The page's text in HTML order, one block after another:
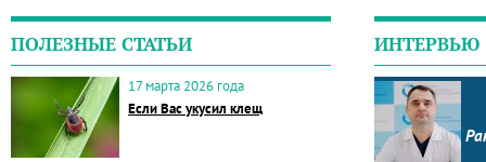
ПОЛЕЗНЫЕ СТАТЬИ
17 марта 2026 года
Если Вас укусил клещ
ИНТЕРВЬЮ